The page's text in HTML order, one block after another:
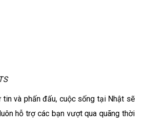
và phấn đấu, cuộc sống tại Nhật sẽ
hỗ trợ các bạn vượt qua quãng thời